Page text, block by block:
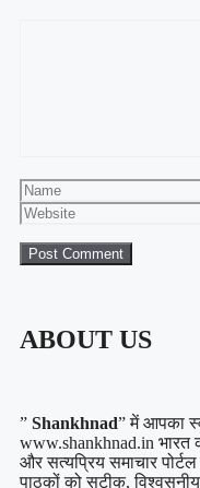
ABOUT US
” Shankhnad” में आपका
www.shankhnad.in भारत
और सत्यप्रिय समाचार
पाठकों को सटीक, विश्वसनीय